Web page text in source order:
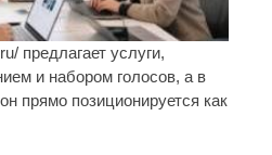
предлагает услуги,
и набором голосов, а в
прямо позиционируется как